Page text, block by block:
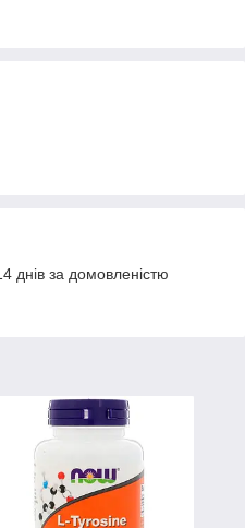
днів за домовленістю